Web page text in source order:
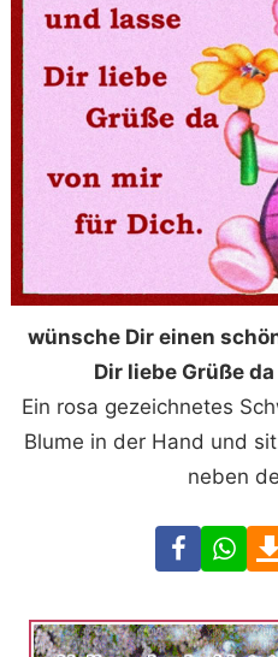
wünsche Dir einen
Dir liebe Grüße
Ein rosa gezeichnetes
Blume in der Hand und
neben